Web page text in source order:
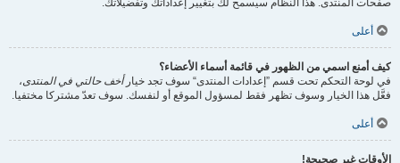
صفحات المنتدى. هذا النظام سيسمح لك بتغيير إعداداتك وتفضيلاتك.
أعلى
كيف أمنع اسمي من الظهور في قائمة أسماء الأعضاء؟
في لوحة التحكم تحت قسم ”إعدادات المنتدى“ سوف تجد خيارأخف حالتي في المنتدى،
فعَّل هذا الخيار وسوف تظهر فقط لمسؤول الموقع أو لنفسك. سوف تعدّ مشتركا مختفيا.
أعلى
الأوقات غير صحيحة!